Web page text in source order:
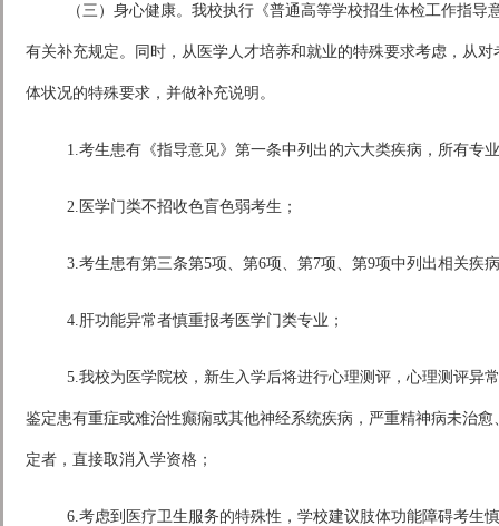
（三）身心健康。我校执行《普通高等学校招生体检工作指
有关补充规定。同时，从医学人才培养和就业的特殊要求考虑，从
体状况的特殊要求，并做补充说明。
1.考生患有《指导意见》第一条中列出的六大类疾病，所有专
2.医学门类不招收色盲色弱考生；
3.考生患有第三条第5项、第6项、第7项、第9项中列出相关疾
4.肝功能异常者慎重报考医学门类专业；
5.我校为医学院校，新生入学后将进行心理测评，心理测评异
鉴定患有重症或难治性癫痫或其他神经系统疾病，严重精神病未治
定者，直接取消入学资格；
6.考虑到医疗卫生服务的特殊性，学校建议肢体功能障碍考生